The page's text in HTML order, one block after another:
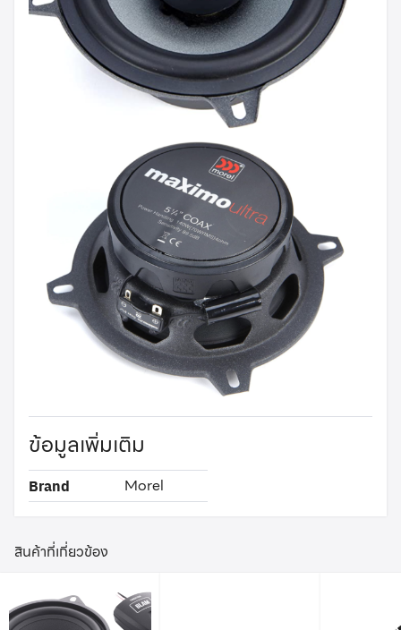
Search
ข้อมูลเพิ่มเติม
Brand Morel
สินค้าที่เกี่ยวข้อง